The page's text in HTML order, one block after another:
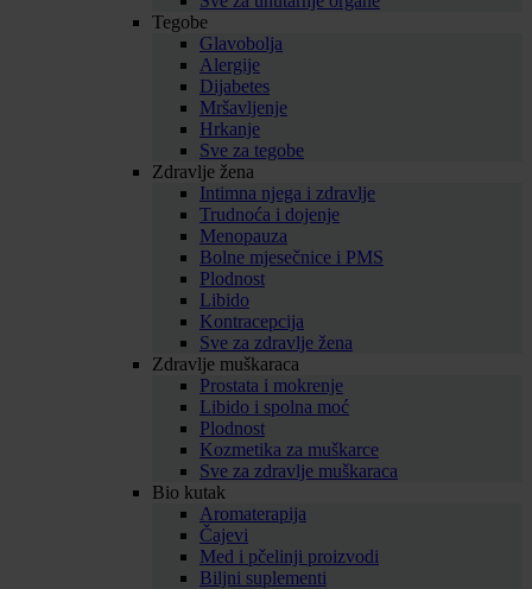
Tegobe
Glavobolja
Alergije
Dijabetes
Mršavljenje
Hrkanje
Sve za tegobe
Zdravlje žena
Intimna njega i zdravlje
Trudnoća i dojenje
Menopauza
Bolne mjesečnice i PMS
Plodnost
Libido
Kontracepcija
Sve za zdravlje žena
Zdravlje muškaraca
Prostata i mokrenje
Libido i spolna moć
Plodnost
Kozmetika za muškarce
Sve za zdravlje muškaraca
Bio kutak
Aromaterapija
Čajevi
Med i pčelinji proizvodi
Biljni suplementi